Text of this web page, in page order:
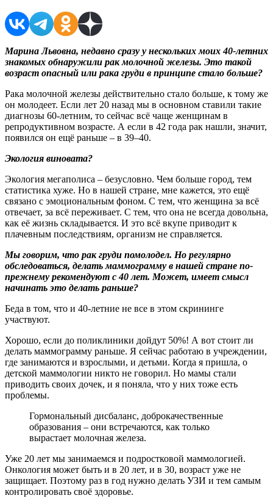
Марина Львовна, недавно сразу у нескольких моих 40-летних
знакомых обнаружили рак молочной железы. Это такой
возраст опасный или рака груди в принципе стало больше?
Рака молочной железы действительно стало больше, к тому же
он молодеет. Если лет 20 назад мы в основном ставили такие
диагнозы 60-летним, то сейчас всё чаще женщинам в
репродуктивном возрасте. А если в 42 года рак нашли, значит,
появился он ещё раньше – в 39–40.
Экология виновата?
Экология мегаполиса – безусловно. Чем больше город, тем
статис­тика хуже. Но в нашей стране, мне кажется, это ещё
связано с эмоцио­нальным фоном. С тем, что женщина за всё
отвечает, за всё переживает. С тем, что она не всегда довольна,
как её жизнь складывается. И это всё вкупе приводит к
плачевным последствиям, организм не справляется.
Мы говорим, что рак груди помолодел. Но регулярно
обследоваться, делать маммограмму в нашей стране по-
прежнему рекомендуют с 40 лет. Может, имеет смысл
начинать это делать раньше?
Беда в том, что и 40-летние не все в этом скрининге
участвуют.
Хорошо, если до поликлиники дойдут 50%! А вот стоит ли
делать маммограмму раньше. Я сейчас работаю в учреждении,
где занимаются и взрослыми, и детьми. Когда я пришла, о
детской маммологии никто не говорил. Но мамы стали
приводить своих дочек, и я поняла, что у них тоже есть
проблемы.
Гормональный дисбаланс, доброкачественные
образования – они встречаются, как только
вырастает молочная железа.
Уже 20 лет мы занимаемся и подростковой маммологией.
Онкология может быть и в 20 лет, и в 30, возраст уже не
защищает. Поэтому раз в год нужно делать УЗИ и тем самым
конт­ролировать своё здоровье.